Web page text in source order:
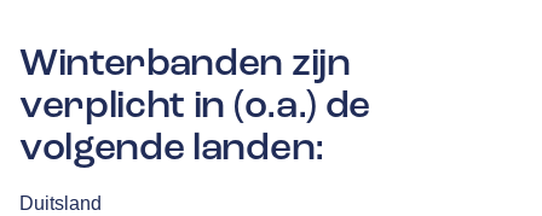
Winterbanden zijn
verplicht in (o.a.) de
volgende landen:
Duitsland